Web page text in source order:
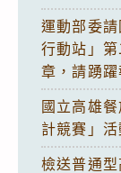
運動部委
行動站」
章，請踴躍
國立高雄
計競賽」活
檢送普通